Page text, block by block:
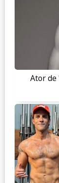
Ator de